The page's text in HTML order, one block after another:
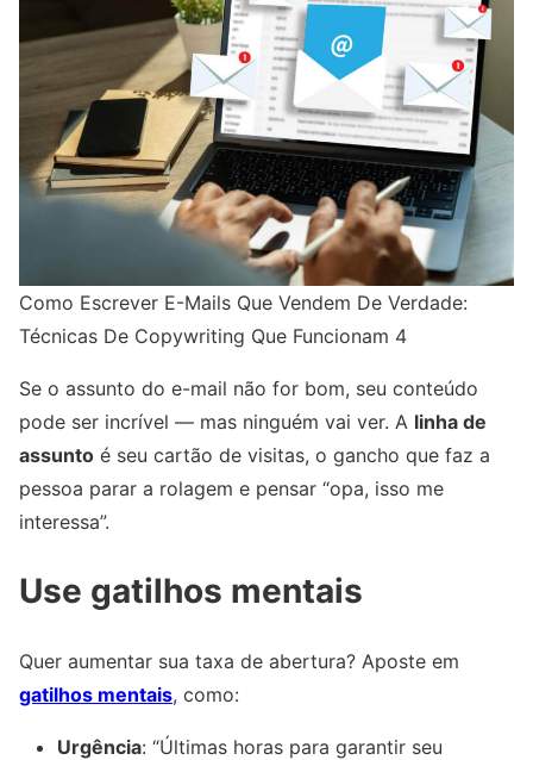
Como Escrever E-Mails Que Vendem De Verdade:
Técnicas De Copywriting Que Funcionam 4
Se o assunto do e-mail não for bom, seu conteúdo
pode ser incrível — mas ninguém vai ver. A linha de
assunto é seu cartão de visitas, o gancho que faz a
pessoa parar a rolagem e pensar “opa, isso me
interessa”.
Use gatilhos mentais
Quer aumentar sua taxa de abertura? Aposte em
gatilhos mentais, como:
Urgência: “Últimas horas para garantir seu